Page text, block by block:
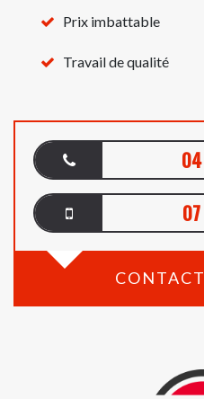
Prix imbattable
Travail de qualité